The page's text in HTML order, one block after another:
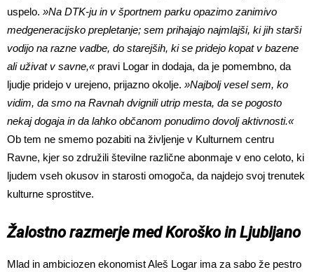
uspelo. »Na DTK-ju in v športnem parku opazimo zanimivo
medgeneracijsko prepletanje; sem prihajajo najmlajši, ki jih starši
vodijo na razne vadbe, do starejših, ki se pridejo kopat v bazene
ali uživat v savne,« pravi Logar in dodaja, da je pomembno, da
ljudje pridejo v urejeno, prijazno okolje. »Najbolj vesel sem, ko
vidim, da smo na Ravnah dvignili utrip mesta, da se pogosto
nekaj dogaja in da lahko občanom ponudimo dovolj aktivnosti.«
Ob tem ne smemo pozabiti na življenje v Kulturnem centru
Ravne, kjer so združili številne različne abonmaje v eno celoto, ki
ljudem vseh okusov in starosti omogoča, da najdejo svoj trenutek
kulturne sprostitve.
Žalostno razmerje med Koroško in Ljubljano
Mlad in ambiciozen ekonomist Aleš Logar ima za sabo že pestro